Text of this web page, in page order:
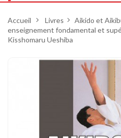
DVD
Cible de frappe
Accueil > Livres > Aikido et
enseignement fondamental et
Kisshomaru Ueshiba